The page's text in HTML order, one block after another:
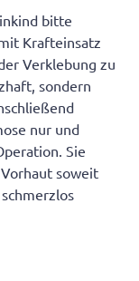
bitte
Krafteinsatz
Verklebung zu
sondern
nur und
Sie
soweit